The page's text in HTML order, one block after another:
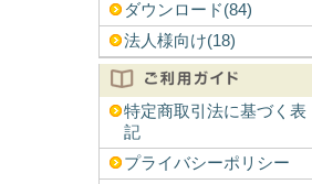
ダウンロード(84)
法人様向け(18)
特定商取引法に基づく表
記
プライバシーポリシー